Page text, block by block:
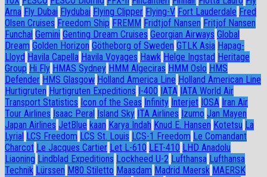
Arna Fly Dubai Flydubai Flying Clipper Flying-V Fort Lauderdale Fred
Olsen Cruises Freedom Ship FREMM Fridtjof Nansen Fritjof Nansen
Funchal Gemini Genting Dream Cruises Georgian Airways Global
Dream Golden Horizon Götheborg of Sweden GTLK Asia Hapag-
Lloyd Havila Capella Havila Voyages Hawk Helge Ingstad Heritage
Group Hi Fly HMAS Sydney HMM Algeciras HMM Oslo HMS
Defender HMS Glasgow Holland America Line Holland American Line
Hurtigruten Hurtigruten Expeditions I-400 IATA IATA World Air
Transport Statistics Icon of the Seas Infinity Interjet IOSA Iran Air
Tour Airlines Isaac Peral Island Sky ITA Airlines Izumo Jan Mayen
Japan Airlines JetBlue kaan Karya Indah Knud E. Hansen Kotetsu La
Lyrial LCS Freedom LCS St. Louis LCS-1 Freedom Le Comandant
Charcot Le Jacques Cartier Let L-610 LET-410 LHD Anadolu
Liaoning Lindblad Expeditions Lockheed U-2 Lufthansa Lufthansa
Technik Lürssen M80 Stiletto Maasdam Madrid Maersk MAERSK